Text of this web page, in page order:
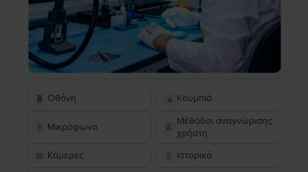
Οθόνη Κουμπιά
Μικρόφωνο
Μέθοδοι αναγνώρισης
χρήστη
Κάμερες
Ιστορικό